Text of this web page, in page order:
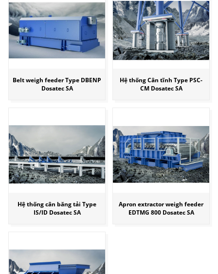
Belt weigh feeder Type DBENP
Dosatec SA
Hệ thống Cân tĩnh Type PSC-
CM Dosatec SA
Hệ thống cân băng tải Type
IS/ID Dosatec SA
Apron extractor weigh feeder
EDTMG 800 Dosatec SA